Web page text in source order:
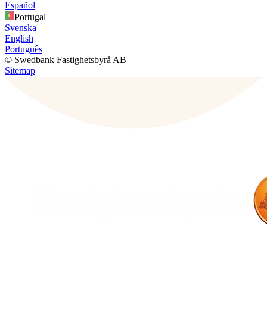
Español
Portugal
Svenska
English
Português
© Swedbank Fastighetsbyrå AB
Sitemap